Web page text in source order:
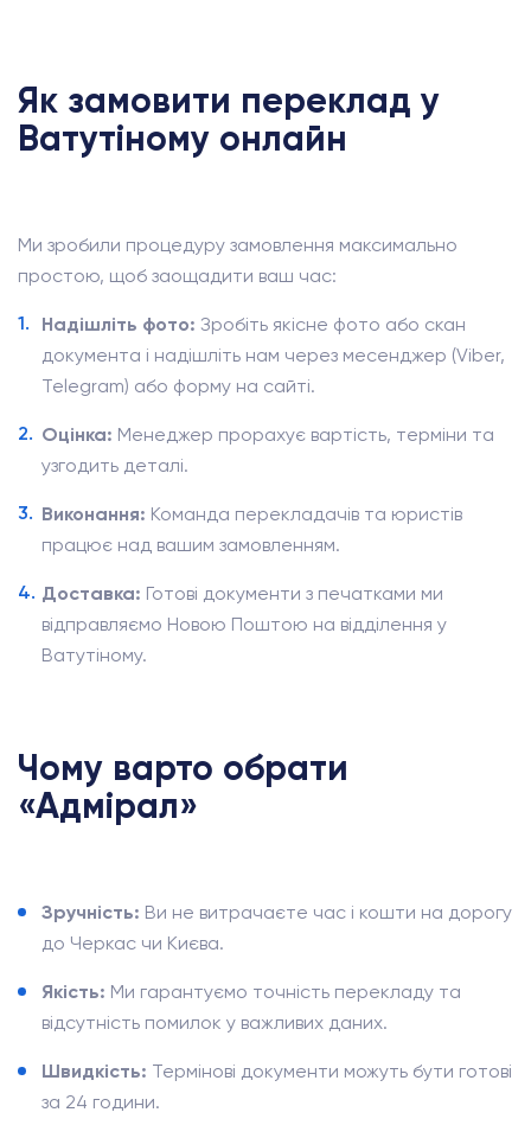
Як замовити переклад у
Ватутіному онлайн
Ми зробили процедуру замовлення максимально
простою, щоб заощадити ваш час:
Надішліть фото: Зробіть якісне фото або скан
документа і надішліть нам через месенджер (Viber,
Telegram) або форму на сайті.
Оцінка: Менеджер прорахує вартість, терміни та
узгодить деталі.
Виконання: Команда перекладачів та юристів
працює над вашим замовленням.
Доставка: Готові документи з печатками ми
відправляємо Новою Поштою на відділення у
Ватутіному.
Чому варто обрати
«Адмірал»
Зручність: Ви не витрачаєте час і кошти на дорогу
до Черкас чи Києва.
Якість: Ми гарантуємо точність перекладу та
відсутність помилок у важливих даних.
Швидкість: Термінові документи можуть бути готові
за 24 години.